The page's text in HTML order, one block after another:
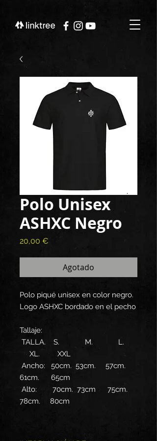
Polo Unisex
ASHXC Negro
20,00 €
Agotado
Polo piqué unisex en color negro.
Logo ASHXC bordado en el pecho
Tallaje:
TALLA. S. M. L.
XL. XXL
Ancho: 50cm. 53cm. 57cm.
61cm. 65cm
Alto: 70cm. 73cm 75cm.
78cm. 80cm